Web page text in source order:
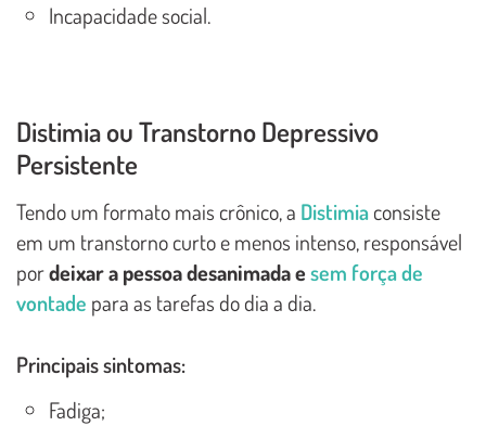
Incapacidade social.
Distimia ou Transtorno Depressivo
Persistente
Tendo um formato mais crônico, a Distimiaconsiste
em um transtorno curto e menos intenso, responsável
pordeixar a pessoa desanimada esem força de
vontade para as tarefas do dia a dia.
Principais sintomas:
Fadiga;